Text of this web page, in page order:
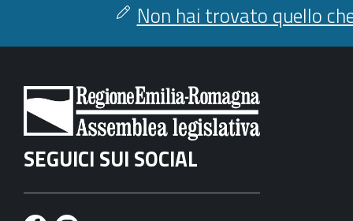
Non hai trovato quello
SEGUICI SUI SOCIAL